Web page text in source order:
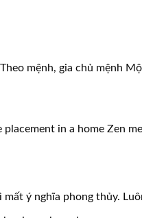
mệnh, gia chủ mệnh
ý nghĩa phong thủy.